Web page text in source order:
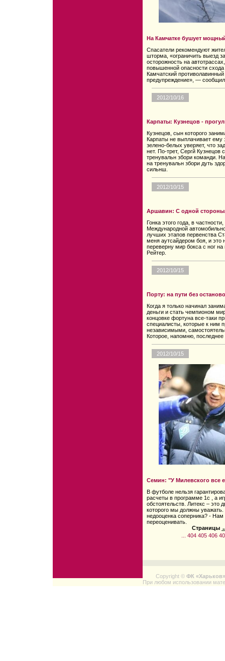
На Камчатке бушует
Спасатели рекомендуют
шторма, «ограничить выезд
осторожность на
повышенной опасности схода
Камчатский
предупреждение», —
2012/10/16
Карпаты: Кузнецов -
Кузнецов, сын которого
Карпаты не выплачивает ему
зелено-белых уверяет, что
нет. По-трет, Сергй Кузнецов
тренувальн збори команди.
на тренувальн збори дуть
сильнш.
2012/10/15
Аршавин: С одной
Гонка этого года, в
Международной
лучших этапов первенства
меня аутсайдером боя, и это
переверну мир бокса с ног на
Рейтер.
2012/10/15
Порту: на пути без
Когда я только начинал
деньги и стать чемпионом
концовке фортуна все-таки
специалисты, которые к ним
независимыми,
Которое, напомню,
2012/10/15
Семин: "У Милевского все
В футболе нельзя
расчеты в программе 1с , а
обстоятельств. Литекс – это
которого мы должны
недооценка соперника? - Нам
переоценивать.
Страницы
404 405 406
Copyright © ФК «Харьков»
При любом использовании